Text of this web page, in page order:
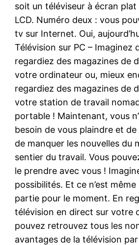
soit un téléviseur à écran plat
LCD. Numéro deux : vous
tv sur Internet. Oui,
Télévision sur PC – Imaginez
regardiez des magazines de
votre ordinateur ou, mieux
regardiez des magazines de
votre station de travail
portable ! Maintenant, vous
besoin de vous plaindre et
de manquer les nouvelles du
sentier du travail. Vous
le prendre avec vous !
possibilités. Et ce n’est
partie pour le moment. En
télévision en direct sur votre
pouvez retrouvez tous les
avantages de la télévision